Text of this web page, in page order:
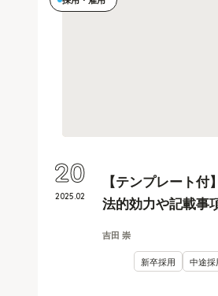
【テンプレート付
法的効力や記載事
吉田 崇
新卒採用 中途採
2025.02
20